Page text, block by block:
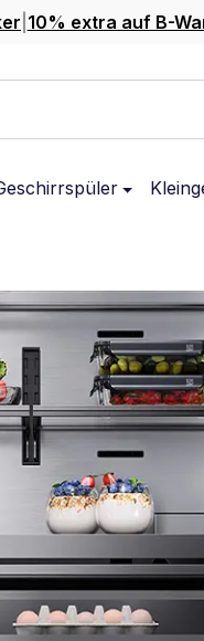
10% extra auf B-